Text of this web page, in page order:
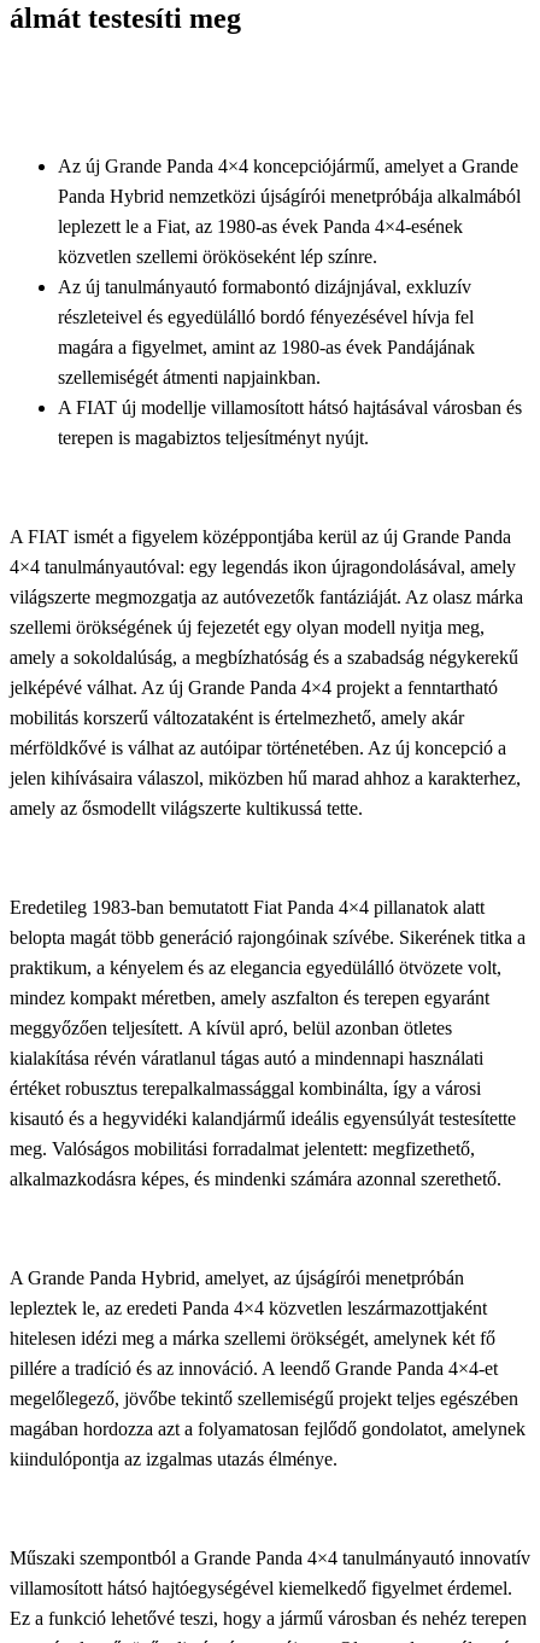
álmát testesíti meg
Az új Grande Panda 4×4 koncepciójármű, amelyet a Grande
Panda Hybrid nemzetközi újságírói menetpróbája alkalmából
leplezett le a Fiat, az 1980-as évek Panda 4×4-esének
közvetlen szellemi örököseként lép színre.
Az új tanulmányautó formabontó dizájnjával, exkluzív
részleteivel és egyedülálló bordó fényezésével hívja fel
magára a figyelmet, amint az 1980-as évek Pandájának
szellemiségét átmenti napjainkban.
A FIAT új modellje villamosított hátsó hajtásával városban és
terepen is magabiztos teljesítményt nyújt.
A FIAT ismét a figyelem középpontjába kerül az új Grande Panda
4×4 tanulmányautóval: egy legendás ikon újragondolásával, amely
világszerte megmozgatja az autóvezetők fantáziáját. Az olasz márka
szellemi örökségének új fejezetét egy olyan modell nyitja meg,
amely a sokoldalúság, a megbízhatóság és a szabadság négykerekű
jelképévé válhat. Az új Grande Panda 4×4 projekt a fenntartható
mobilitás korszerű változataként is értelmezhető, amely akár
mérföldkővé is válhat az autóipar történetében. Az új koncepció a
jelen kihívásaira válaszol, miközben hű marad ahhoz a karakterhez,
amely az ősmodellt világszerte kultikussá tette.
Eredetileg 1983-ban bemutatott Fiat Panda 4×4 pillanatok alatt
belopta magát több generáció rajongóinak szívébe. Sikerének titka a
praktikum, a kényelem és az elegancia egyedülálló ötvözete volt,
mindez kompakt méretben, amely aszfalton és terepen egyaránt
meggyőzően teljesített. A kívül apró, belül azonban ötletes
kialakítása révén váratlanul tágas autó a mindennapi használati
értéket robusztus terepalkalmassággal kombinálta, így a városi
kisautó és a hegyvidéki kalandjármű ideális egyensúlyát testesítette
meg. Valóságos mobilitási forradalmat jelentett: megfizethető,
alkalmazkodásra képes, és mindenki számára azonnal szerethető.
A Grande Panda Hybrid, amelyet, az újságírói menetpróbán
lepleztek le, az eredeti Panda 4×4 közvetlen leszármazottjaként
hitelesen idézi meg a márka szellemi örökségét, amelynek két fő
pillére a tradíció és az innováció. A leendő Grande Panda 4×4-et
megelőlegező, jövőbe tekintő szellemiségű projekt teljes egészében
magában hordozza azt a folyamatosan fejlődő gondolatot, amelynek
kiindulópontja az izgalmas utazás élménye.
Műszaki szempontból a Grande Panda 4×4 tanulmányautó innovatív
villamosított hátsó hajtóegységével kiemelkedő figyelmet érdemel.
Ez a funkció lehetővé teszi, hogy a jármű városban és nehéz terepen